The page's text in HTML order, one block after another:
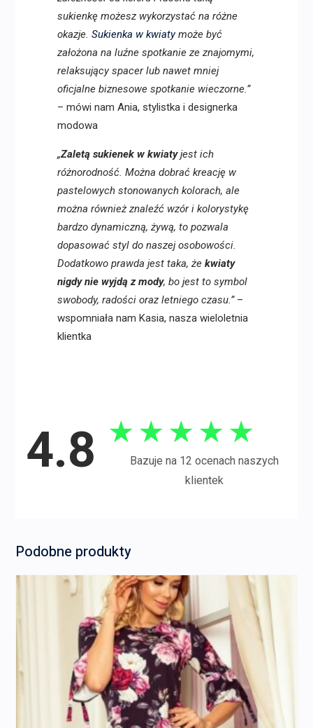
sukienkę możesz wykorzystać na różne
okazje. Sukienka w kwiatymoże być
założona na luźne spotkanie ze znajomymi,
relaksujący spacer lub nawet mniej
oficjalne biznesowe spotkanie wieczorne.”
– mówi nam Ania, stylistka i designerka
modowa
„Zaletą sukienek w kwiatyjest ich
różnorodność. Można dobrać kreację w
pastelowych stonowanych kolorach, ale
można również znaleźć wzór i kolorystykę
bardzo dynamiczną, żywą, to pozwala
dopasować styl do naszej osobowości.
Dodatkowo prawda jest taka, że kwiaty
nigdy nie wyjdą z mody, bo jest to symbol
swobody, radości oraz letniego czasu.”–
wspomniała nam Kasia, nasza wieloletnia
klientka
4.8 ★ ★ ★ ★ ★
Bazuje na 12 ocenach naszych
klientek
Podobne produkty